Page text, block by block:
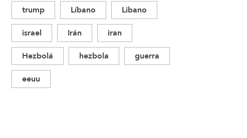
trump Líbano
Libano
israel
Irán
iran
Hezbolá
hezbola
guerra
eeuu